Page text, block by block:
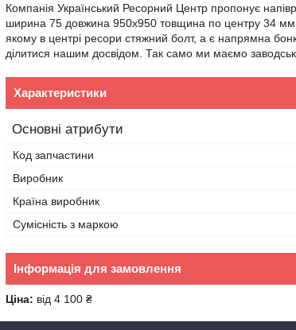
Компанія Український Ресорний Центр пропонує
ширина 75 довжина 950х950 товщина по центру 34 мм.
якому в центрі ресори стяжний болт, а є напрямна
ділитися нашим досвідом. Так само ми маємо
Характеристики
Основні атрибути
Код запчастини
Виробник
Країна виробник
Сумісність з маркою
Інформація для замовлення
Ціна: від 4 100 ₴